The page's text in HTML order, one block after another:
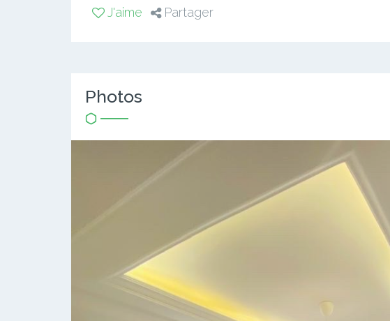
J'aime Partager
Photos